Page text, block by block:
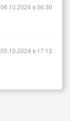
06.10.2024 в 06:30
05.10.2024 в 17:10